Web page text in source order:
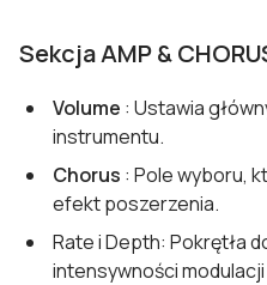
Sekcja AMP &
Volume : Ustawia
instrumentu.
Chorus : Pole wyboru,
efekt poszerzenia.
Rate i Depth: Pokrętła
intensywności